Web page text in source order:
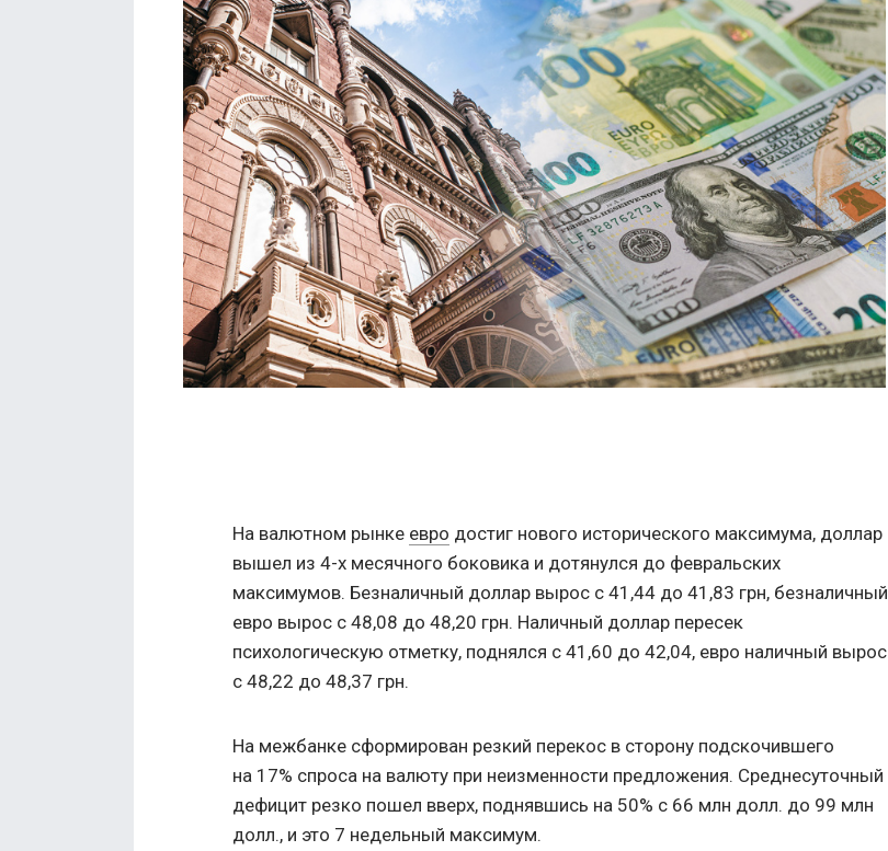
На валютном рынке евро достиг нового исторического максимума, доллар
вышел из 4-х месячного боковика и дотянулся до февральских
максимумов. Безналичный доллар вырос с 41,44 до 41,83 грн, безналичный
евро вырос с 48,08 до 48,20 грн. Наличный доллар пересек
психологическую отметку, поднялся с 41,60 до 42,04, евро наличный вырос
с 48,22 до 48,37 грн.
На межбанке сформирован резкий перекос в сторону подскочившего
на 17% спроса на валюту при неизменности предложения. Среднесуточный
дефицит резко пошел вверх, поднявшись на 50% с 66 млн долл. до 99 млн
долл., и это 7 недельный максимум.